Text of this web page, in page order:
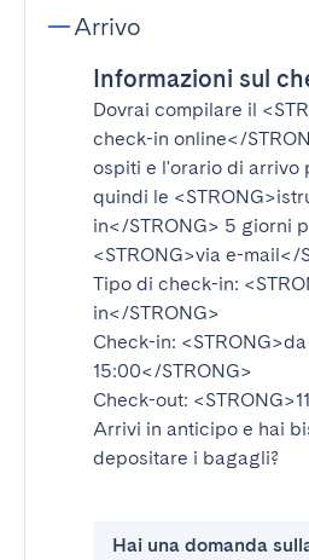
Arrivo
Informazioni sul
Dovrai compilare il
check-in online</
ospiti e l'orario di arrivo
quindi le
in</STRONG> 5 giorni
<STRONG>via e-mail</
Tipo di check-in:
in</STRONG>
Check-in: <STRONG>da
15:00</STRONG>
Check-out:
Arrivi in anticipo e hai
depositare i bagagli?
Hai una domanda